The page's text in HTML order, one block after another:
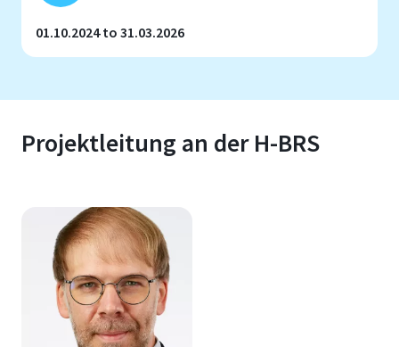
01.10.2024 to 31.03.2026
Projektleitung an der H-BRS